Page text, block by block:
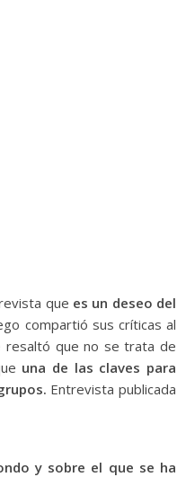
que es un deseo del
compartió sus críticas al
resaltó que no se trata de
una de las claves para
Entrevista publicada
y sobre el que se ha